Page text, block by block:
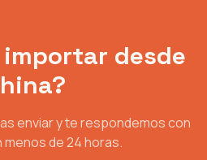
desde
enviar y te respondemos con
menos de 24 horas.